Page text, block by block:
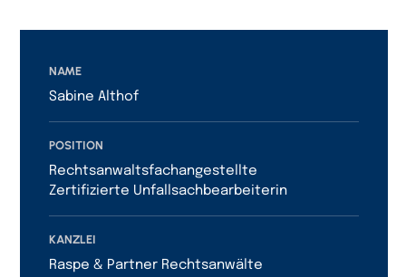
NAME
Sabine Althof
POSITION
Rechtsanwaltsfachangestellte
Zertifizierte Unfallsachbearbeiterin
KANZLEI
Raspe & Partner Rechtsanwälte